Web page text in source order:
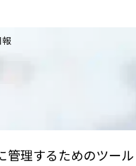
理するためのツー